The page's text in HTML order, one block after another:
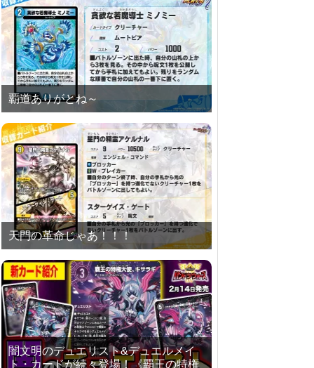
覇道ありがとね～
天門の革命じゃあ！！！
闇文明のデュエリスト&デュエルメイ
ト・カードが続々登場！《覇王の特権